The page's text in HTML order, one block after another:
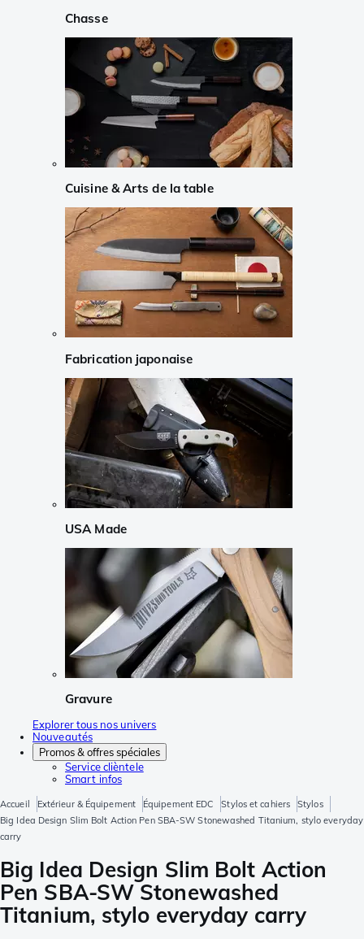
Chasse
Cuisine & Arts de la table
Fabrication japonaise
USA Made
Gravure
Explorer tous nos univers
Nouveautés
Promos & offres spéciales
Service clièntele
Smart infos
Accueil Extérieur & Équipement Équipement EDC Stylos et cahiers
Stylos
Big Idea Design Slim Bolt Action Pen SBA-SW Stonewashed Titanium, stylo everyday
carry
Big Idea Design Slim Bolt Action
Pen SBA-SW Stonewashed
Titanium, stylo everyday carry